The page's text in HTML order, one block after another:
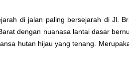
di jalan paling bersejarah di Jl.
dengan nuanasa lantai dasar
hutan hijau yang tenang.